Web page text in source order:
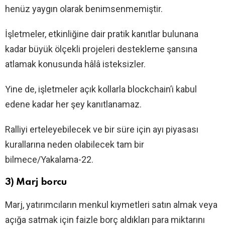
henüz yaygın olarak benimsenmemiştir.
İşletmeler, etkinliğine dair pratik kanıtlar bulunana
kadar büyük ölçekli projeleri destekleme şansına
atlamak konusunda hâlâ isteksizler.
Yine de, işletmeler açık kollarla blockchain’i kabul
edene kadar her şey kanıtlanamaz.
Ralliyi erteleyebilecek ve bir süre için ayı piyasası
kurallarına neden olabilecek tam bir
bilmece/Yakalama-22.
3) Marj borcu
Marj, yatırımcıların menkul kıymetleri satın almak veya
açığa satmak için faizle borç aldıkları para miktarını